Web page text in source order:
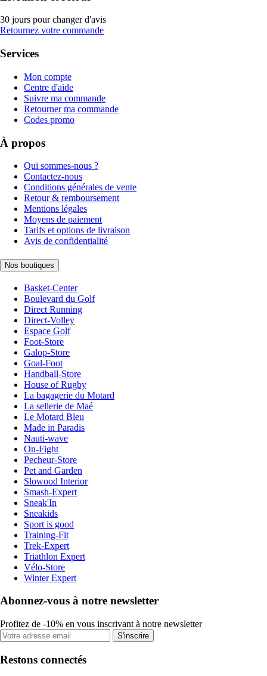
30 jours pour changer d'avis
Retournez votre commande
Services
Mon compte
Centre d'aide
Suivre ma commande
Retourner ma commande
Codes promo
À propos
Qui sommes-nous ?
Contactez-nous
Conditions générales de vente
Retour & remboursement
Mentions légales
Moyens de paiement
Tarifs et options de livraison
Avis de confidentialité
Nos boutiques
Basket-Center
Boulevard du Golf
Direct Running
Direct-Volley
Espace Golf
Foot-Store
Galop-Store
Goal-Foot
Handball-Store
House of Rugby
La bagagerie du Motard
La sellerie de Maé
Le Motard Bleu
Made in Paradis
Nauti-wave
On-Fight
Pecheur-Store
Pet and Garden
Slowood Interior
Smash-Expert
Sneak'In
Sneakids
Sport is good
Training-Fit
Trek-Expert
Triathlon Expert
Vélo-Store
Winter Expert
Abonnez-vous à notre newsletter
Profitez de -10% en vous inscrivant à notre newsletter
S'inscrire
Restons connectés